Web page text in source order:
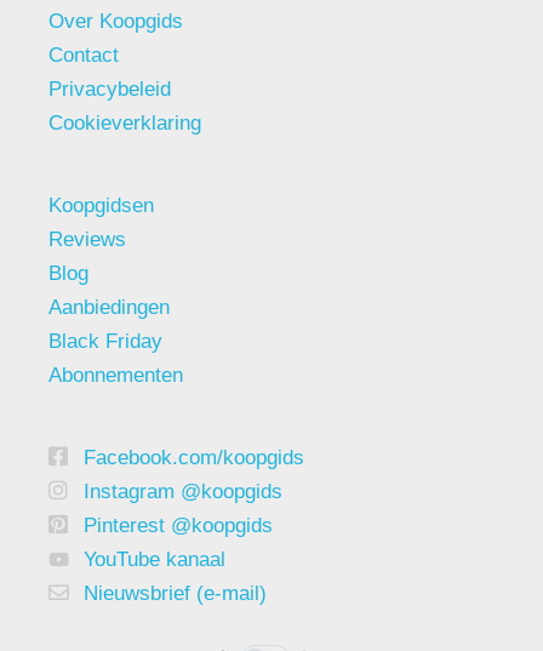
Over Koopgids
Contact
Privacybeleid
Cookieverklaring
Koopgidsen
Reviews
Blog
Aanbiedingen
Black Friday
Abonnementen
Facebook.com/koopgids
Instagram @koopgids
Pinterest @koopgids
YouTube kanaal
Nieuwsbrief (e-mail)